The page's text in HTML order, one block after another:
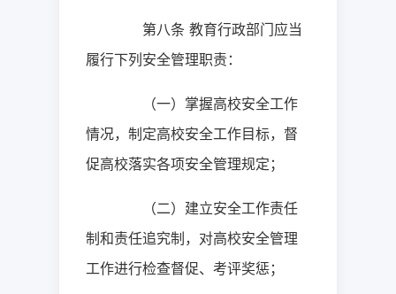
第八条 教育行政部门应当
履行下列安全管理职责：
（一）掌握高校安全工作
情况，制定高校安全工作目标，督
促高校落实各项安全管理规定；
（二）建立安全工作责任
制和责任追究制，对高校安全管理
工作进行检查督促、考评奖惩；